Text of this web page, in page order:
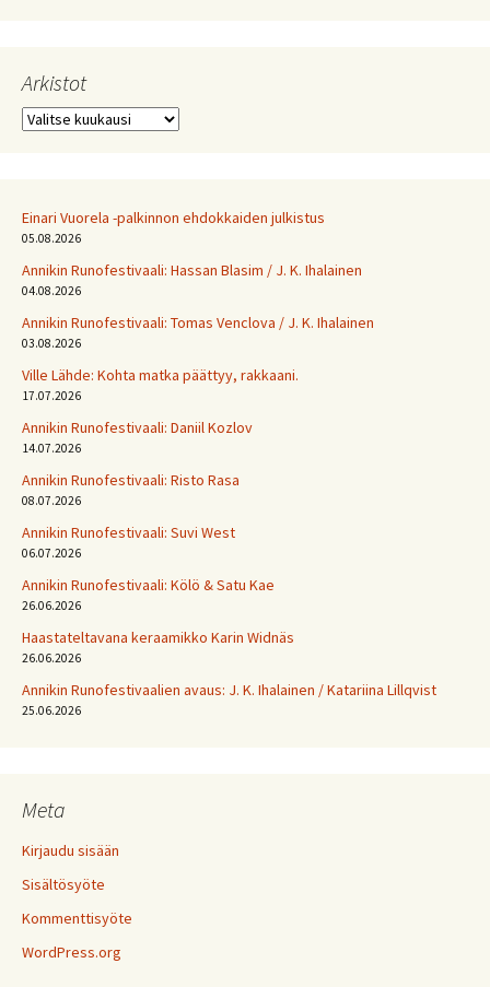
Arkistot
Arkistot
Einari Vuorela -palkinnon ehdokkaiden julkistus
05.08.2026
Annikin Runofestivaali: Has­san Bla­sim / J. K. Ihalainen
04.08.2026
Annikin Runofestivaali: Tomas Venclova / J. K. Ihalainen
03.08.2026
Ville Lähde: Kohta matka päättyy, rakkaani.
17.07.2026
Annikin Runofestivaali: Daniil Kozlov
14.07.2026
Annikin Runofestivaali: Risto Rasa
08.07.2026
Annikin Runofestivaali: Suvi West
06.07.2026
Annikin Runofestivaali: Kölö & Satu Kae
26.06.2026
Haastateltavana keraamikko Karin Widnäs
26.06.2026
Annikin Runofestivaalien avaus: J. K. Ihalainen / Katariina Lillqvist
25.06.2026
Meta
Kirjaudu sisään
Sisältösyöte
Kommenttisyöte
WordPress.org